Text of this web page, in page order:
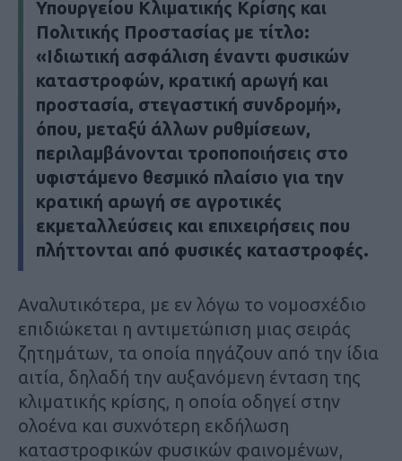
Υπουργείου Κλιματικής Κρίσης και
Πολιτικής Προστασίας με τίτλο:
«Ιδιωτική ασφάλιση έναντι φυσικών
καταστροφών, κρατική αρωγή και
προστασία, στεγαστική συνδρομή»,
όπου, μεταξύ άλλων ρυθμίσεων,
περιλαμβάνονται τροποποιήσεις στο
υφιστάμενο θεσμικό πλαίσιο για την
κρατική αρωγή σε αγροτικές
εκμεταλλεύσεις και επιχειρήσεις που
πλήττονται από φυσικές καταστροφές.
Αναλυτικότερα, με εν λόγω το νομοσχέδιο
επιδιώκεται η αντιμετώπιση μιας σειράς
ζητημάτων, τα οποία πηγάζουν από την ίδια
αιτία, δηλαδή την αυξανόμενη ένταση της
κλιματικής κρίσης, η οποία οδηγεί στην
ολοένα και συχνότερη εκδήλωση
καταστροφικών φυσικών φαινομένων,